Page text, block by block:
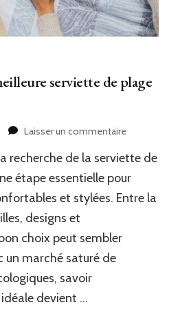
serviette de plage
Laisser un commentairesur
choisir
la
serviette
recherche de la serviette de
étape essentielle pour
et stylées. Entre la
designs et
choix peut sembler
un marché saturé de
savoir
devient …